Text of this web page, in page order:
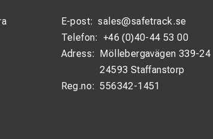
E-post: sales@safetrack.se
Telefon: +46 (0)40-44 53 00
Adress: Möllebergavägen 339-24
24593 Staffanstorp
Reg.no: 556342-1451